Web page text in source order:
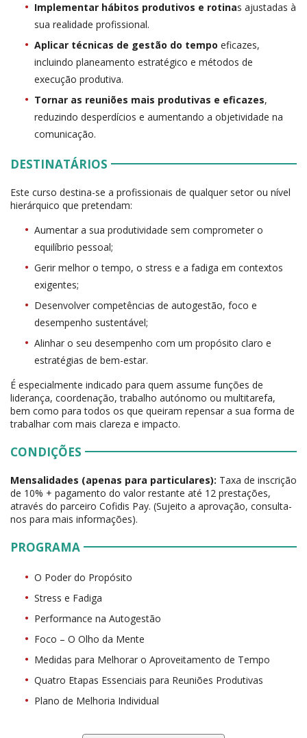
Implementar hábitos produtivos e rotinas ajustadas à
sua realidade profissional.
Aplicar técnicas de gestão do tempo eficazes,
incluindo planeamento estratégico e métodos de
execução produtiva.
Tornar as reuniões mais produtivas e eficazes,
reduzindo desperdícios e aumentando a objetividade na
comunicação.
DESTINATÁRIOS
Este curso destina-se a profissionais de qualquer setor ou nível
hierárquico que pretendam:
Aumentar a sua produtividade sem comprometer o
equilíbrio pessoal;
Gerir melhor o tempo, o stress e a fadiga em contextos
exigentes;
Desenvolver competências de autogestão, foco e
desempenho sustentável;
Alinhar o seu desempenho com um propósito claro e
estratégias de bem-estar.
É especialmente indicado para quem assume funções de
liderança, coordenação, trabalho autónomo ou multitarefa,
bem como para todos os que queiram repensar a sua forma de
trabalhar com mais clareza e impacto.
CONDIÇÕES
Mensalidades (apenas para particulares): Taxa de inscrição
de 10% + pagamento do valor restante até 12 prestações,
através do parceiro Cofidis Pay. (Sujeito a aprovação, consulta-
nos para mais informações).
PROGRAMA
O Poder do Propósito
Stress e Fadiga
Performance na Autogestão
Foco – O Olho da Mente
Medidas para Melhorar o Aproveitamento de Tempo
Quatro Etapas Essenciais para Reuniões Produtivas
Plano de Melhoria Individual